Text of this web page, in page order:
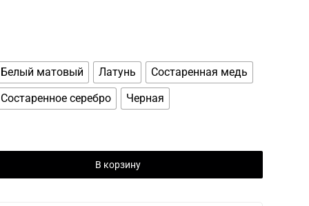
Белый матовый Латунь
Состаренная медь
Состаренное серебро
Черная
В корзину